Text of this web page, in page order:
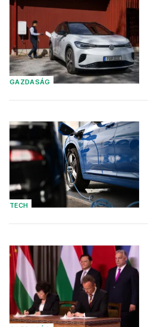
GAZDASÁG
TECH